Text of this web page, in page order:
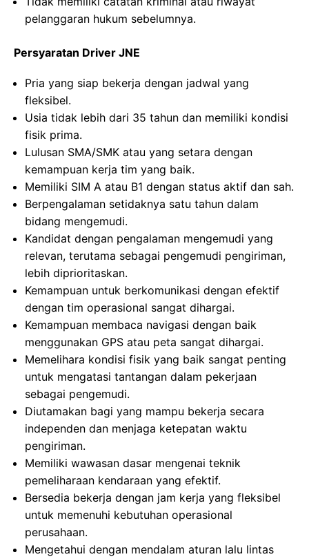
pelanggaran hukum sebelumnya.
Persyaratan Driver JNE
Pria yang siap bekerja dengan jadwal yang
fleksibel.
Usia tidak lebih dari 35 tahun dan memiliki kondisi
fisik prima.
Lulusan SMA/SMK atau yang setara dengan
kemampuan kerja tim yang baik.
Memiliki SIM A atau B1 dengan status aktif dan sah.
Berpengalaman setidaknya satu tahun dalam
bidang mengemudi.
Kandidat dengan pengalaman mengemudi yang
relevan, terutama sebagai pengemudi pengiriman,
lebih diprioritaskan.
Kemampuan untuk berkomunikasi dengan efektif
dengan tim operasional sangat dihargai.
Kemampuan membaca navigasi dengan baik
menggunakan GPS atau peta sangat dihargai.
Memelihara kondisi fisik yang baik sangat penting
untuk mengatasi tantangan dalam pekerjaan
sebagai pengemudi.
Diutamakan bagi yang mampu bekerja secara
independen dan menjaga ketepatan waktu
pengiriman.
Memiliki wawasan dasar mengenai teknik
pemeliharaan kendaraan yang efektif.
Bersedia bekerja dengan jam kerja yang fleksibel
untuk memenuhi kebutuhan operasional
perusahaan.
Mengetahui dengan mendalam aturan lalu lintas